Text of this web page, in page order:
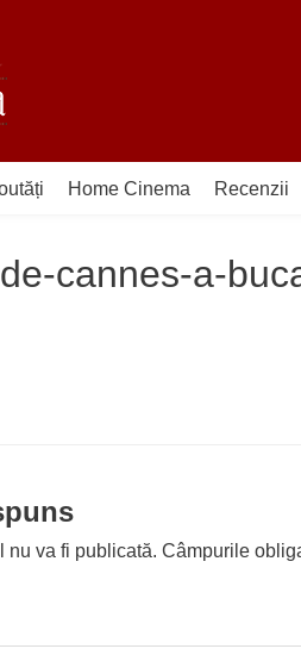
Home Cinema Recenzii
cannes-a-
nu va fi publicată. Câmpurile